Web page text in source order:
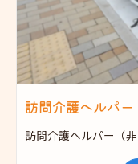
訪問介護ヘルパー